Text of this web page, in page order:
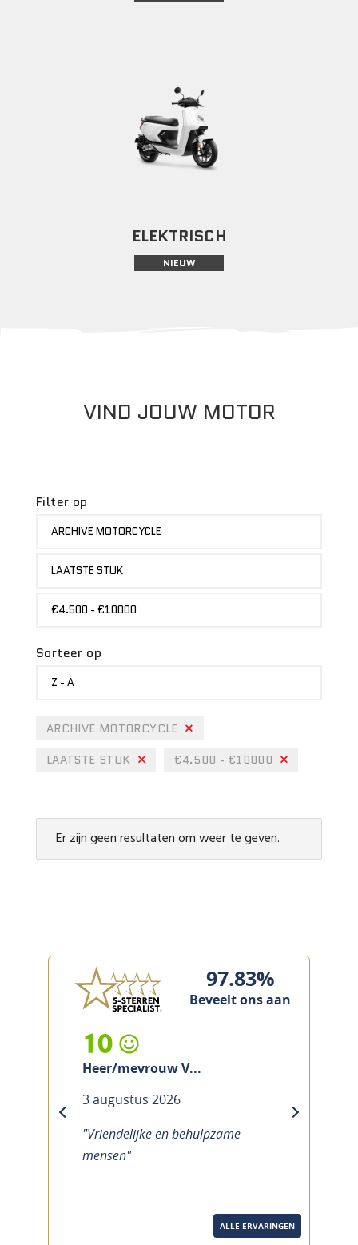
ELEKTRISCH
NIEUW
VIND JOUW MOTOR
Filter op
ARCHIVE MOTORCYCLE
LAATSTE STUK
€4.500 - €10000
Sorteer op
Z - A
ARCHIVE MOTORCYCLE
LAATSTE STUK
€4.500 - €10000
Er zijn geen resultaten om weer te geven.
97.83%
Beveelt ons aan
10
Heer/mevrouw V...
3 augustus 2026
"Vriendelijke en behulpzame
mensen"
next
ALLE ERVARINGEN